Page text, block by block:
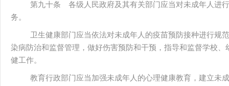
第九十条 各级人民政府及其有关部门应当对未成年人进
务。
卫生健康部门应当依法对未成年人的疫苗预防接种进行规
染病防治和监督管理，做好伤害预防和干预，指导和监督学校
健工作。
教育行政部门应当加强未成年人的心理健康教育，建立未